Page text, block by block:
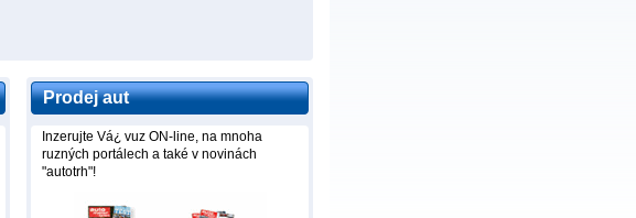
Prodej aut
Inzerujte Vá¿ vuz ON-line, na mnoha
ruzných portálech a také v novinách
"autotrh"!